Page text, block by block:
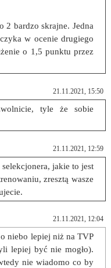
2 bardzo skrajne. Jedna
w ocenie drugiego
o 1,5 punktu przez
21.11.2021, 15:50
tyle że sobie
21.11.2021, 12:59
jakie to jest
zresztą wasze
21.11.2021, 12:04
niebo lepiej niż na TVP
lepiej być nie mogło).
nie wiadomo co by